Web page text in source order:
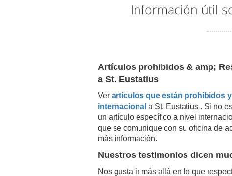
Información útil
Artículos prohibidos & amp;
a St. Eustatius
Ver artículos que están prohibidos
internacional a St. Eustatius. Si no
un artículo específico a nivel
que se comunique con su oficina de
más información.
Nuestros testimonios dicen
Nos gusta ir más allá en lo que